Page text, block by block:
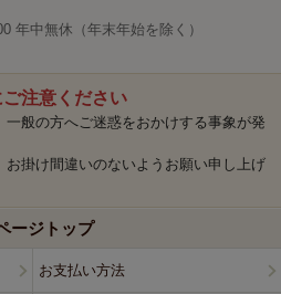
年中無休（年末年始を除く）
注意ください
般の方へご迷惑をおかけする事象が発
掛け間違いのないようお願い申し上げ
ージトップ
お支払い方法